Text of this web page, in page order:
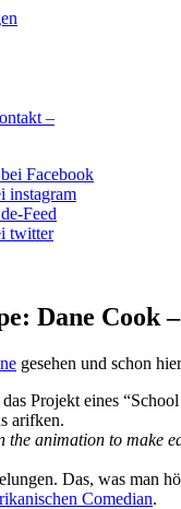
Informationen / Ich
–
Facebook
instagram
Feed
twitter
Dane Cook
gesehen und schon
das Projekt eines
arifken.
the animation to make
Das, was man
Comedian.